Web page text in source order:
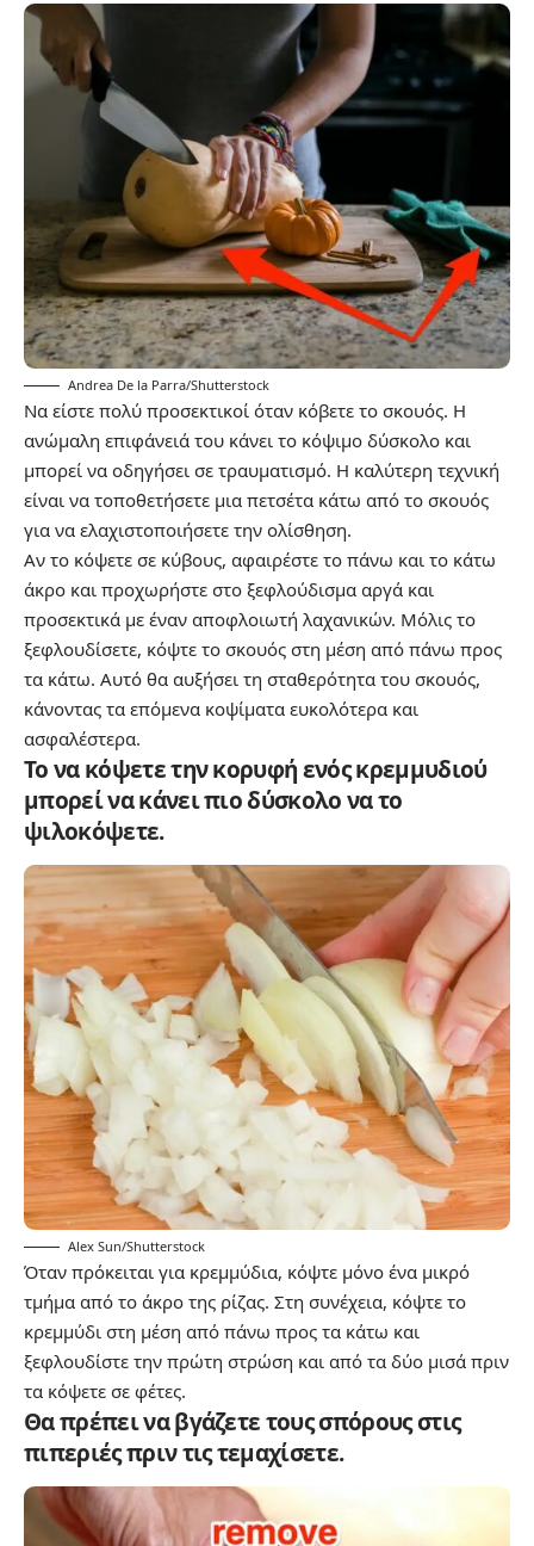
Andrea De la Parra/Shutterstock
Να είστε πολύ προσεκτικοί όταν κόβετε το σκουός. Η
ανώμαλη επιφάνειά του κάνει το κόψιμο δύσκολο και
μπορεί να οδηγήσει σε τραυματισμό. Η καλύτερη τεχνική
είναι να τοποθετήσετε μια πετσέτα κάτω από το σκουός
για να ελαχιστοποιήσετε την ολίσθηση.
Αν το κόψετε σε κύβους, αφαιρέστε το πάνω και το κάτω
άκρο και προχωρήστε στο ξεφλούδισμα αργά και
προσεκτικά με έναν αποφλοιωτή λαχανικών. Μόλις το
ξεφλουδίσετε, κόψτε το σκουός στη μέση από πάνω προς
τα κάτω. Αυτό θα αυξήσει τη σταθερότητα του σκουός,
κάνοντας τα επόμενα κοψίματα ευκολότερα και
ασφαλέστερα.
Το να κόψετε την κορυφή ενός κρεμμυδιού
μπορεί να κάνει πιο δύσκολο να το
ψιλοκόψετε.
Alex Sun/Shutterstock
Όταν πρόκειται για κρεμμύδια, κόψτε μόνο ένα μικρό
τμήμα από το άκρο της ρίζας. Στη συνέχεια, κόψτε το
κρεμμύδι στη μέση από πάνω προς τα κάτω και
ξεφλουδίστε την πρώτη στρώση και από τα δύο μισά πριν
τα κόψετε σε φέτες.
Θα πρέπει να βγάζετε τους σπόρους στις
πιπεριές πριν τις τεμαχίσετε.